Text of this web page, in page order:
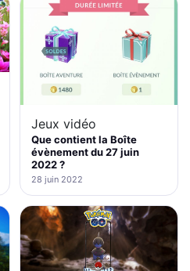
Jeux vidéo
Que contient la Boîte
évènement du 27 juin
2022 ?
28 juin 2022